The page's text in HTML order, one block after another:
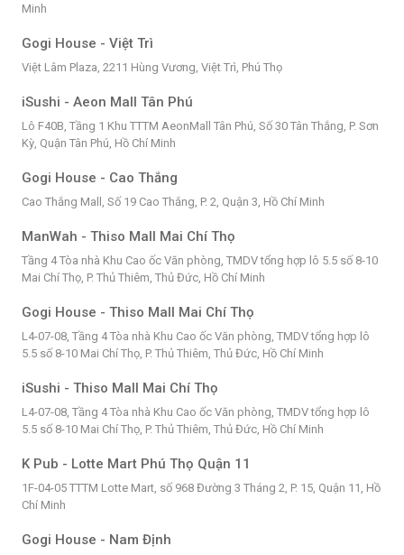
Minh
Gogi House - Việt Trì
Việt Lâm Plaza, 2211 Hùng Vương, Việt Trì, Phú Thọ
iSushi - Aeon Mall Tân Phú
Lô F40B, Tầng 1 Khu TTTM AeonMall Tân Phú, Số 30 Tân Thắng, P. Sơn
Kỳ, Quận Tân Phú, Hồ Chí Minh
Gogi House - Cao Thắng
Cao Thắng Mall, Số 19 Cao Thắng, P. 2, Quận 3, Hồ Chí Minh
ManWah - Thiso Mall Mai Chí Thọ
Tầng 4 Tòa nhà Khu Cao ốc Văn phòng, TMDV tổng hợp lô 5.5 số 8-10
Mai Chí Thọ, P. Thủ Thiêm, Thủ Đức, Hồ Chí Minh
Gogi House - Thiso Mall Mai Chí Thọ
L4-07-08, Tầng 4 Tòa nhà Khu Cao ốc Văn phòng, TMDV tổng hợp lô
5.5 số 8-10 Mai Chí Thọ, P. Thủ Thiêm, Thủ Đức, Hồ Chí Minh
iSushi - Thiso Mall Mai Chí Thọ
L4-07-08, Tầng 4 Tòa nhà Khu Cao ốc Văn phòng, TMDV tổng hợp lô
5.5 số 8-10 Mai Chí Thọ, P. Thủ Thiêm, Thủ Đức, Hồ Chí Minh
K Pub - Lotte Mart Phú Thọ Quận 11
1F-04-05 TTTM Lotte Mart, số 968 Đường 3 Tháng 2, P. 15, Quận 11, Hồ
Chí Minh
Gogi House - Nam Định